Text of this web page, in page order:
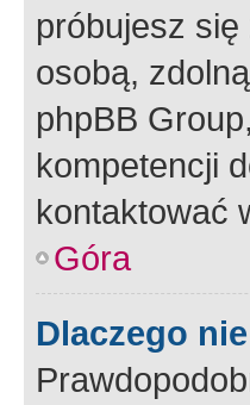
próbujesz
osobą,
phpBB
kompetencji
kontaktować
Góra
Dlaczego